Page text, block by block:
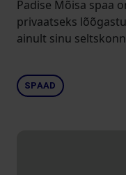
Padise Mõisa spaa
privaatseks
ainult sinu
SPAAD